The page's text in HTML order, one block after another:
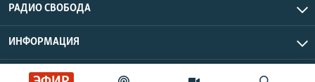
РАДИО СВОБОДА
ИНФОРМАЦИЯ
Радио Свобода © 2026 RFE/RL, Inc. | Все права защищены.